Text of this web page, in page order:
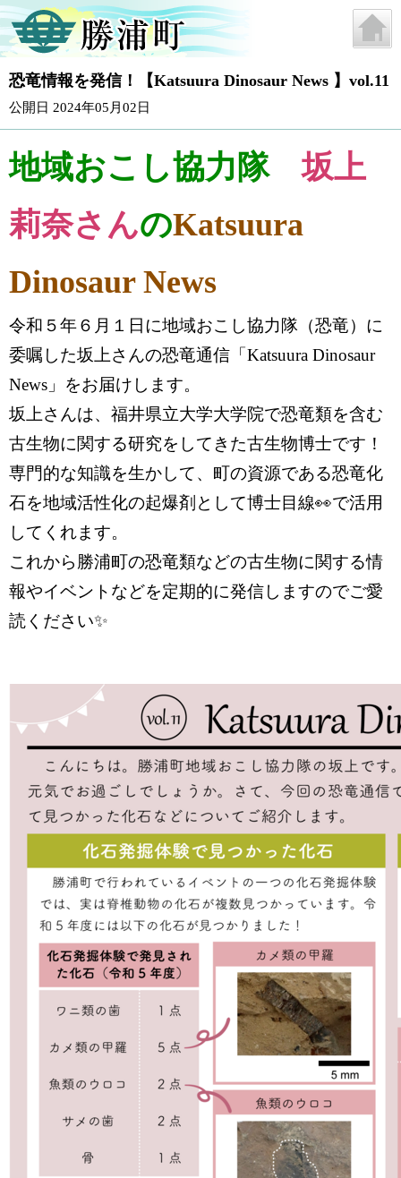
恐竜情報を発信！【Katsuura Dinosaur News 】vol.11
公開日 2024年05月02日
地域おこし協力隊坂上
莉奈さんのKatsuura
Dinosaur News
令和５年６月１日に地域おこし協力隊（恐竜）に
委嘱した坂上さんの恐竜通信「Katsuura Dinosaur
News」をお届けします。
坂上さんは、福井県立大学大学院で恐竜類を含む
古生物に関する研究をしてきた古生物博士です！
専門的な知識を生かして、町の資源である恐竜化
石を地域活性化の起爆剤として博士目線👀で活用
してくれます。
これから勝浦町の恐竜類などの古生物に関する情
報やイベントなどを定期的に発信しますのでご愛
読ください✨